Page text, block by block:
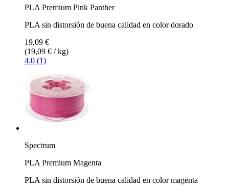
PLA Premium Pink Panther
PLA sin distorsión de buena calidad en color dorado
19,09 €
(19,09 € / kg)
4.0 (1)
Spectrum
PLA Premium Magenta
PLA sin distorsión de buena calidad en color magenta